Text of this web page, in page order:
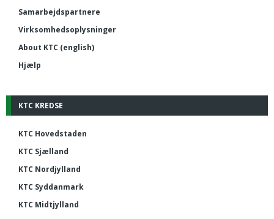
Samarbejdspartnere
Virksomhedsoplysninger
About KTC (english)
Hjælp
KTC KREDSE
KTC Hovedstaden
KTC Sjælland
KTC Nordjylland
KTC Syddanmark
KTC Midtjylland